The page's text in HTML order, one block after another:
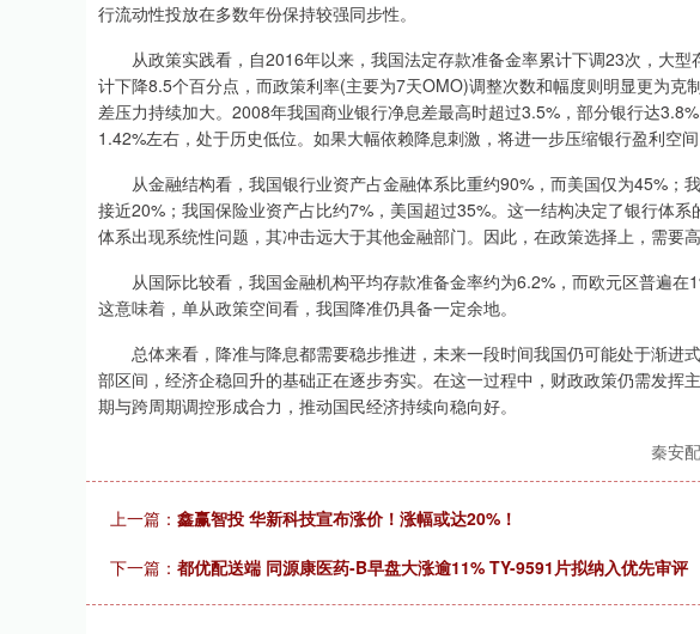
行流动性投放在多数年份保持较强同步性。
从政策实践看，自2016年以来，我国法定存款准备金率累计下调23次，大型
计下降8.5个百分点，而政策利率(主要为7天OMO)调整次数和幅度则明显更为克
差压力持续加大。2008年我国商业银行净息差最高时超过3.5%，部分银行达
1.42%左右，处于历史低位。如果大幅依赖降息刺激，将进一步压缩银行盈利空间
从金融结构看，我国银行业资产占金融体系比重约90%，而美国仅为45%；
接近20%；我国保险业资产占比约7%，美国超过35%。这一结构决定了银行体
体系出现系统性问题，其冲击远大于其他金融部门。因此，在政策选择上，需要
从国际比较看，我国金融机构平均存款准备金率约为6.2%，而欧元区普遍在
这意味着，单从政策空间看，我国降准仍具备一定余地。
总体来看，降准与降息都需要稳步推进，未来一段时间我国仍可能处于渐进
部区间，经济企稳回升的基础正在逐步夯实。在这一过程中，财政政策仍需发挥
期与跨周期调控形成合力，推动国民经济持续向稳向好。
秦安
上一篇： 鑫赢智投 华新科技宣布涨价！涨幅或达20%！
下一篇： 都优配送端 同源康医药-B早盘大涨逾11% TY-9591片拟纳入优先审评